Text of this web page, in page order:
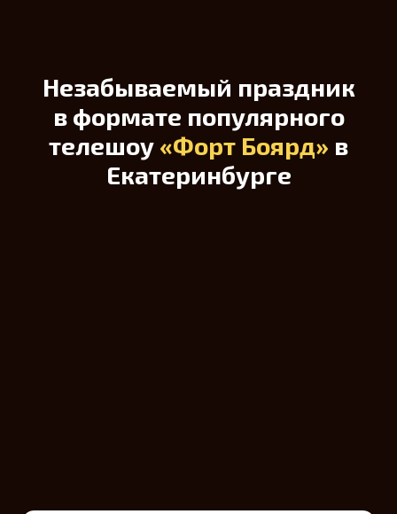
Незабываемый праздник
в формате популярного
телешоу «Форт Боярд» в
Екатеринбурге